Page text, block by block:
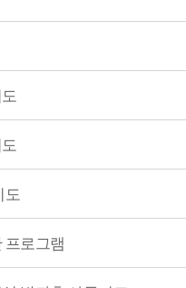
도
프로그램